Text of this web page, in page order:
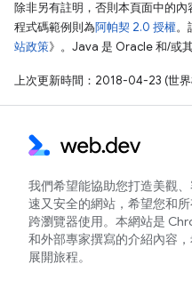
除非另有註明，否則本頁面中的內
程式碼範例則為阿帕契 2.0 授權。
站政策》。Java 是 Oracle 和/或
上次更新時間：2018-04-23 (世界
我們希望能協助您打造美觀
速又安全的網站，希望您和
跨瀏覽器使用。本網站是
和外部專家撰寫的介紹內容
展開旅程。